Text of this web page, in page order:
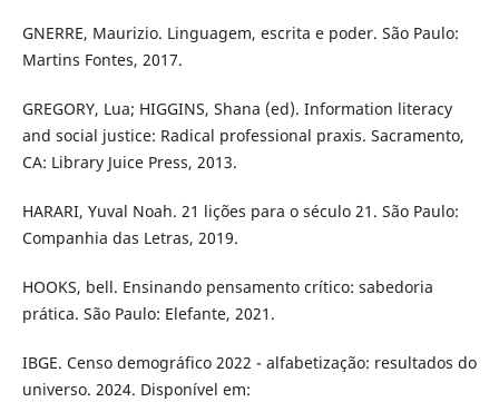
GNERRE, Maurizio. Linguagem, escrita e poder. São Paulo:
Martins Fontes, 2017.
GREGORY, Lua; HIGGINS, Shana (ed). Information literacy
and social justice: Radical professional praxis. Sacramento,
CA: Library Juice Press, 2013.
HARARI, Yuval Noah. 21 lições para o século 21. São Paulo:
Companhia das Letras, 2019.
HOOKS, bell. Ensinando pensamento crítico: sabedoria
prática. São Paulo: Elefante, 2021.
IBGE. Censo demográfico 2022 - alfabetização: resultados do
universo. 2024. Disponível em: